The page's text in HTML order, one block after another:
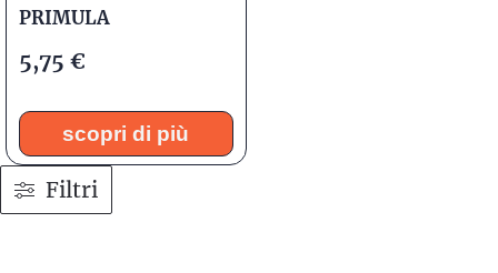
Filtri
PRIMULA
5,75 €
scopri di più